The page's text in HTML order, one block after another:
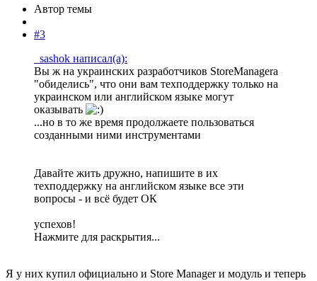
Автор темы
#3
_sashok написал(а):
Вы ж на украинских разработчиков StoreManagerа
"обиделись", что они вам техподдержку только на
украинском или английском языке могут
оказывать
...но в то же время продолжаете пользоваться
созданными ними инструментами
Давайте жить дружно, напишите в их
техподдержку на английском языке все эти
вопросы - и всё будет ОК
успехов!
Нажмите для раскрытия...
Я у них купил официально и Store Manager и модуль и теперь